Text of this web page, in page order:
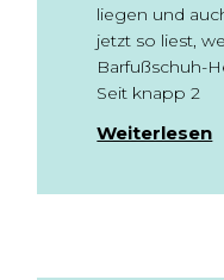
liegen und
jetzt so liest,
Barfußschuh-
Seit knapp 2
Weiterlesen